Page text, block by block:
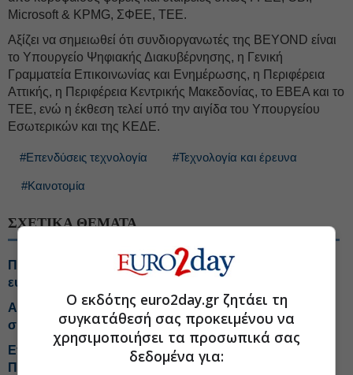
Microsoft & KPMG, ΣΦΕΕ, ΤΕΕ.
Αξίζει να σημειωθεί ότι συνδιοργανωτές της BEYOND είναι
το Υπουργείο Ψηφιακής Διακυβέρνησης, η Γενική
Γραμματεία Επικοινωνίας και Ενημέρωσης, η Περιφέρεια
Αττικής, η Περιφέρεια Κεντρικής Μακεδονίας, το ΕΒΕΑ και το
ΤΕΕ, ενώ η έκθεση τελεί υπό την αιγίδα του Υπουργείου
Εσωτερικών και της ΚΕΔΕ.
#Επενδύσεις τεχνολογία #Τεχνολογία και έρευνα
#Καινοτομία
ΣΧΕΤΙΚΑ ΘΕΜΑΤΑ
Ποιες startups δικαιούνται επιδότηση έως 112.500
ευρώ
ALTUS-LSA: Ανοίγει νέο κεφάλαιο μέσω της
συνεργασίας με τη Shield AI
Επενδύσεις €350 εκατ. για το νέο Εθνικό Διαστημικό
Πρόγραμμα
Ο εκδότης euro2day.gr ζητάει τη
συγκατάθεσή σας προκειμένου να
χρησιμοποιήσει τα προσωπικά σας
δεδομένα για: